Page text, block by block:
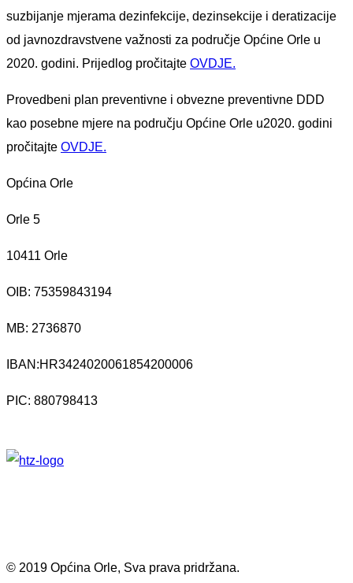
suzbijanje mjerama dezinfekcije, dezinsekcije i deratizacije
od javnozdravstvene važnosti za područje Općine Orle u
2020. godini. Prijedlog pročitajte OVDJE.
Provedbeni plan preventivne i obvezne preventivne DDD
kao posebne mjere na području Općine Orle u2020. godini
pročitajte OVDJE.
Općina Orle
Orle 5
10411 Orle
OIB: 75359843194
MB: 2736870
IBAN:HR3424020061854200006
PIC: 880798413
© 2019 Općina Orle, Sva prava pridržana.